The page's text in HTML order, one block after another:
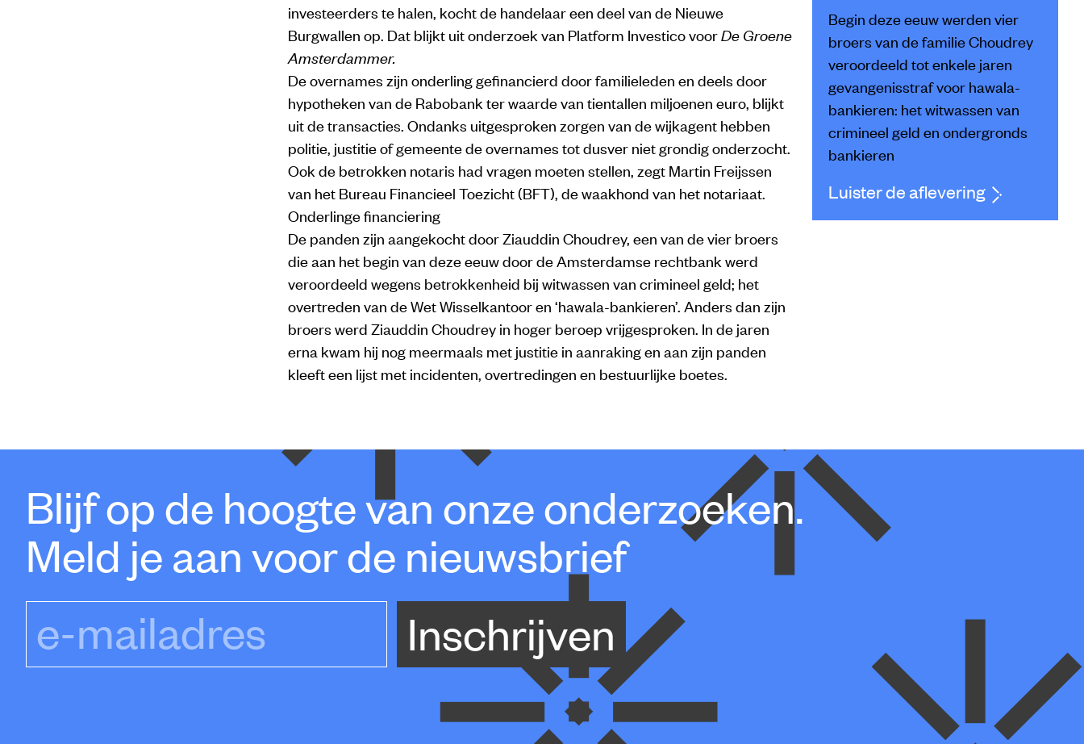
investeerders te halen, kocht de handelaar een deel van de Nieuwe
Burgwallen op. Dat blijkt uit onderzoek van Platform Investico voorDe Groene
Amsterdammer.
De overnames zijn onderling gefinancierd door familieleden en deels door
hypotheken van de Rabobank ter waarde van tientallen miljoenen euro, blijkt
uit de transacties. Ondanks uitgesproken zorgen van de wijkagent hebben
politie, justitie of gemeente de overnames tot dusver niet grondig onderzocht.
Ook de betrokken notaris had vragen moeten stellen, zegt Martin Freijssen
van het Bureau Financieel Toezicht (BFT), de waakhond van het notariaat.
Onderlinge financiering
De panden zijn aangekocht door Ziauddin Choudrey, een van de vier broers
die aan het begin van deze eeuw door de Amsterdamse rechtbank werd
veroordeeld wegens betrokkenheid bij witwassen van crimineel geld; het
overtreden van de Wet Wisselkantoor en ‘hawala-bankieren’. Anders dan zijn
broers werd Ziauddin Choudrey in hoger beroep vrijgesproken. In de jaren
erna kwam hij nog meermaals met justitie in aanraking en aan zijn panden
kleeft een lijst met incidenten, overtredingen en bestuurlijke boetes.
Blijf op de hoogte van onze onderzoeken.
Meld je aan voor de nieuwsbrief
e-mailadres
Inschrijven
Begin deze eeuw werden vier
broers van de familie Choudrey
veroordeeld tot enkele jaren
gevangenisstraf voor hawala-
bankieren: het witwassen van
crimineel geld en ondergronds
bankieren
Luister de aflevering